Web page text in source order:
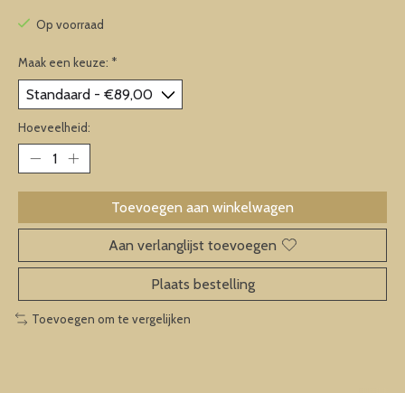
Op voorraad
Maak een keuze: *
Hoeveelheid:
Toevoegen aan winkelwagen
Aan verlanglijst toevoegen
Plaats bestelling
Toevoegen om te vergelijken